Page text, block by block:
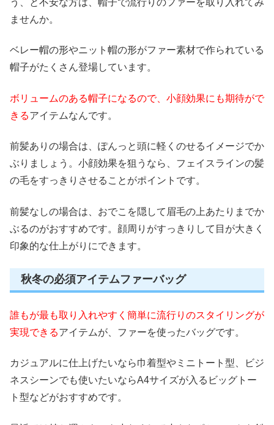
う、と不安な方は、帽子で流行りのファーを取り入れてみ
ませんか。
ベレー帽の形やニット帽の形がファー素材で作られている
帽子がたくさん登場しています。
ボリュームのある帽子になるので、小顔効果にも期待がで
きるアイテムなんです。
前髪ありの場合は、ぽんっと頭に軽くのせるイメージでか
ぶりましょう。小顔効果を狙うなら、フェイスラインの髪
の毛をすっきりさせることがポイントです。
前髪なしの場合は、おでこを隠して眉毛の上あたりまでか
ぶるのがおすすめです。顔周りがすっきりして目が大きく
印象的な仕上がりにできます。
秋冬の必須アイテムファーバッグ
誰もが最も取り入れやすく簡単に流行りのスタイリングが
実現できるアイテムが、ファーを使ったバッグです。
カジュアルに仕上げたいなら巾着型やミニトート型、ビジ
ネスシーンでも使いたいならA4サイズが入るビッグトー
ト型などがおすすめです。